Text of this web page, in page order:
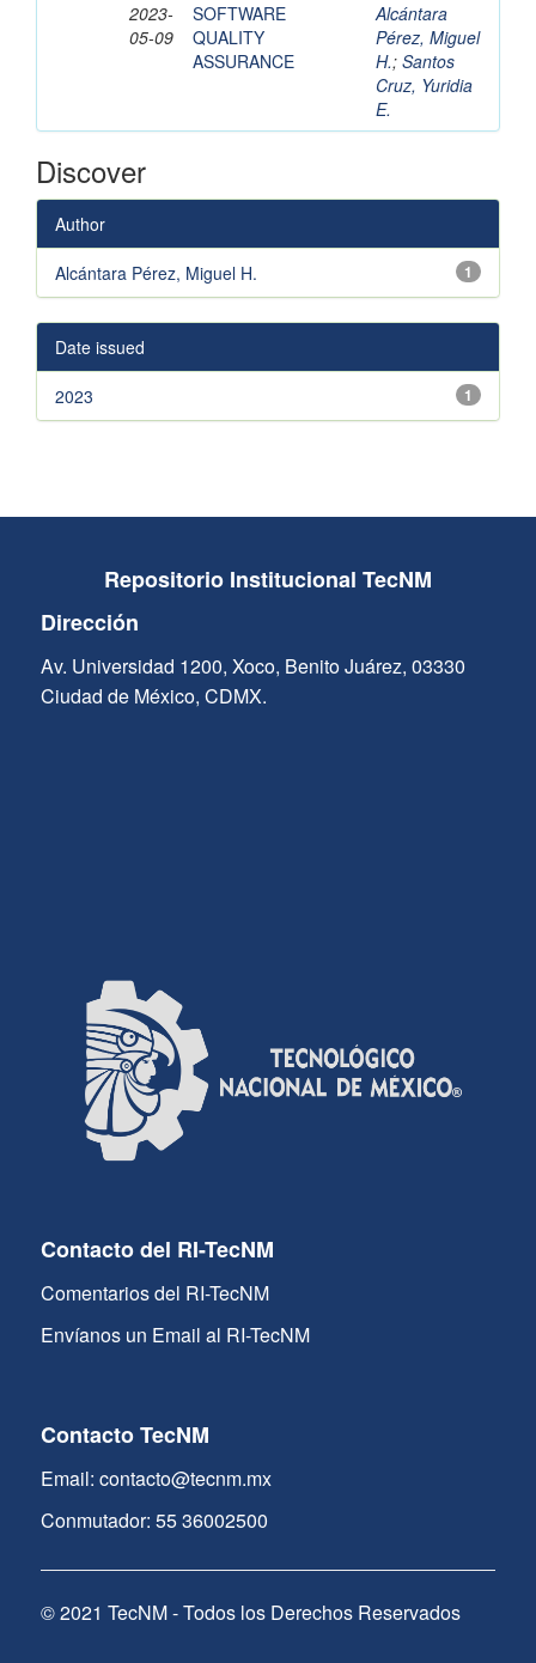
2023-
05-09
SOFTWARE
QUALITY
ASSURANCE
Alcántara
Pérez, Miguel
H.; Santos
Cruz, Yuridia
E.
Discover
Author
1
Alcántara Pérez, Miguel H.
Date issued
1
2023
Repositorio Institucional TecNM
Dirección
Av. Universidad 1200, Xoco, Benito Juárez, 03330
Ciudad de México, CDMX.
Contacto del RI-TecNM
Comentarios del RI-TecNM
Envíanos un Email al RI-TecNM
Contacto TecNM
Email: contacto@tecnm.mx
Conmutador: 55 36002500
© 2021 TecNM - Todos los Derechos Reservados